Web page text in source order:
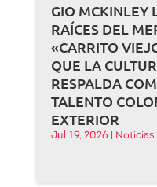
GIO MCKINLEY
RAÍCES DEL
«CARRITO
QUE LA
RESPALDA
TALENTO
EXTERIOR
Jul 19, 2026 Noticias